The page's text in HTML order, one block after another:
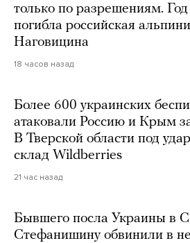
только по разрешениям.
погибла российская
Наговицина
18 часов назад
Более 600 украинских
атаковали Россию и Крым
В Тверской области под
склад Wildberries
21 час назад
Бывшего посла Украины в
Стефанишину обвинили в